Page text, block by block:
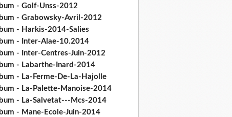
- Golf-Unss-2012
- Grabowsky-Avril-2012
- Harkis-2014-Salies
- Inter-Alae-10.2014
- Inter-Centres-Juin-2012
- Labarthe-Inard-2014
- La-Ferme-De-La-Hajolle
- La-Palette-Manoise-2014
- La-Salvetat---Mcs-2014
- Mane-Ecole-Juin-2014